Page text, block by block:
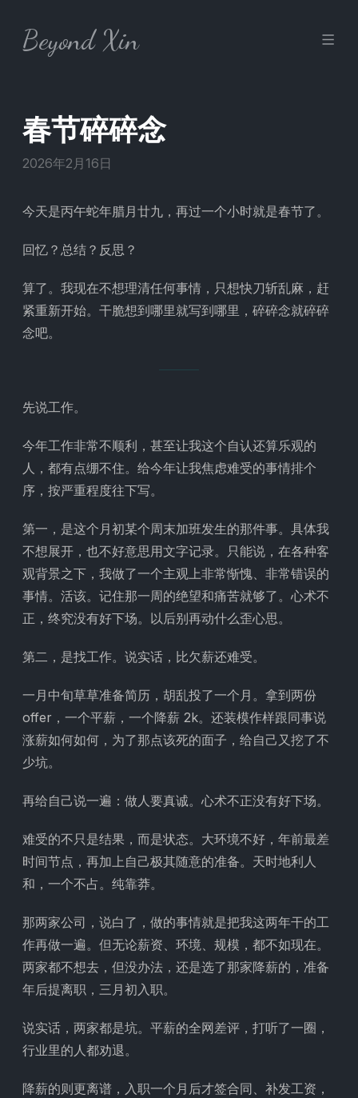
Beyond Xin
春节碎碎念
2026年2月16日
今天是丙午蛇年腊月廿九，再过一个小时就是春节了。
回忆？总结？反思？
算了。我现在不想理清任何事情，只想快刀斩乱麻，赶
紧重新开始。干脆想到哪里就写到哪里，碎碎念就碎碎
念吧。
先说工作。
今年工作非常不顺利，甚至让我这个自认还算乐观的
人，都有点绷不住。给今年让我焦虑难受的事情排个
序，按严重程度往下写。
第一，是这个月初某个周末加班发生的那件事。具体我
不想展开，也不好意思用文字记录。只能说，在各种客
观背景之下，我做了一个主观上非常惭愧、非常错误的
事情。活该。记住那一周的绝望和痛苦就够了。心术不
正，终究没有好下场。以后别再动什么歪心思。
第二，是找工作。说实话，比欠薪还难受。
一月中旬草草准备简历，胡乱投了一个月。拿到两份
offer，一个平薪，一个降薪 2k。还装模作样跟同事说
涨薪如何如何，为了那点该死的面子，给自己又挖了不
少坑。
再给自己说一遍：做人要真诚。心术不正没有好下场。
难受的不只是结果，而是状态。大环境不好，年前最差
时间节点，再加上自己极其随意的准备。天时地利人
和，一个不占。纯靠莽。
那两家公司，说白了，做的事情就是把我这两年干的工
作再做一遍。但无论薪资、环境、规模，都不如现在。
两家都不想去，但没办法，还是选了那家降薪的，准备
年后提离职，三月初入职。
说实话，两家都是坑。平薪的全网差评，打听了一圈，
行业里的人都劝退。
降薪的则更离谱，入职一个月后才签合同、补发工资，